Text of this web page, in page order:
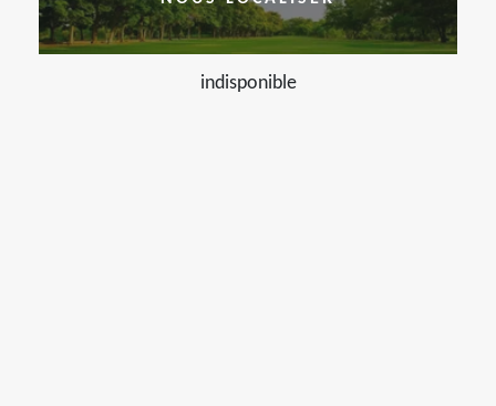
indisponible